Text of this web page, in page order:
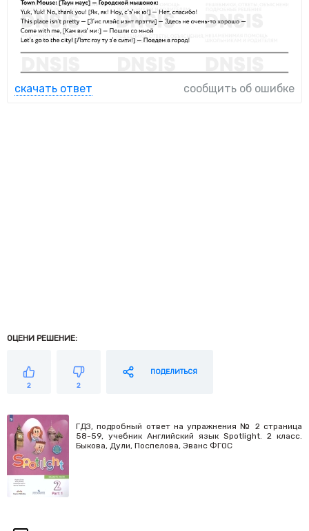
скачать ответ сообщить об ошибке
ОЦЕНИ РЕШЕНИЕ:
2 2
ПОДЕЛИТЬСЯ
ГДЗ, подробный ответ на упражнения № 2 страница
58-59, учебник Английский язык Spotlight. 2 класс.
Быкова, Дули, Поспелова, Эванс ФГОС